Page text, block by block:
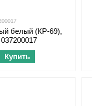
белый (КР-69),
Купить